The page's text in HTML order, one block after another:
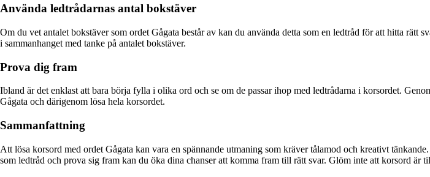
Använda ledtrådarnas antal bokstäver
Om du vet antalet bokstäver som ordet Gågata består av kan du använda detta som en ledtråd för att hitta
i sammanhanget med tanke på antalet bokstäver.
Prova dig fram
Ibland är det enklast att bara börja fylla i olika ord och se om de passar ihop med ledtrådarna i korsordet.
Gågata och därigenom lösa hela korsordet.
Sammanfattning
Att lösa korsord med ordet Gågata kan vara en spännande utmaning som kräver tålamod och kreativt
som ledtråd och prova sig fram kan du öka dina chanser att komma fram till rätt svar. Glöm inte att korsord är